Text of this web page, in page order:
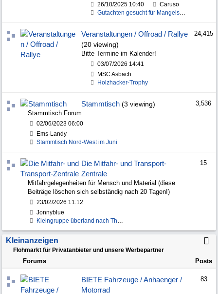
26/10/2025 10:40
Caruso
Gutachten gesucht für Mangelsstahlfelgen für Toyot
Veranstaltungen / Offroad / Rallye
(20 viewing)
Bitte Termine im Kalender!
03/07/2026 14:41
MSC Asbach
Holzhacker-Trophy
24,415
Stammtisch (3 viewing)
Stammtisch Forum
02/06/2023 06:00
Ems-Landy
Stammtisch Nord-West im Juni
3,536
Die Mitfahr- und Transport-
Zentrale
Mitfahrgelegenheiten für Mensch und Material (diese
Beiträge löschen sich selbständig nach 20 Tagen!)
23/02/2026 11:12
Jonnyblue
Kleingruppe überland nach Thailand
15
Kleinanzeigen
Flohmarkt für Privatanbieter und unsere Werbepartner
Forums Posts
BIETE Fahrzeuge / Anhaenger /
Motorrad
83